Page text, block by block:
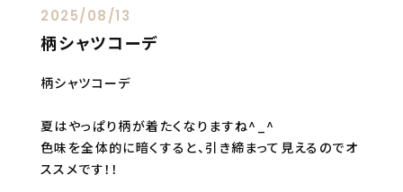
2025/08/13
柄シャツコーデ
柄シャツコーデ
夏はやっぱり柄が着たくなりますね^_^
色味を全体的に暗くすると、引き締まって見えるのでオ
ススメです！！